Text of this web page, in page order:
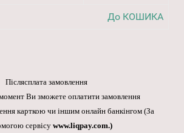
До КОШИКА
Післясплата замовлення
Ви зможете оплатити замовлення
карткою чи іншим онлайн банкінгом (За
сервісуwww.liqpay.com.)